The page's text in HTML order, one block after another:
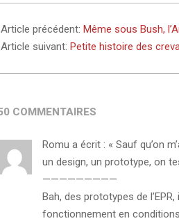
Article précédent: Même sous Bush,
Article suivant: Petite histoire des
COMMENTAIRES
Romu a écrit : « Sauf qu’on
un design, un prototype, on
—————————
Bah, des prototypes de
fonctionnement en